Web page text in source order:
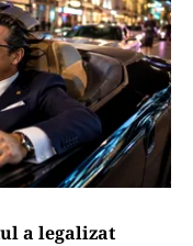
termen pe A0
descărcărilor